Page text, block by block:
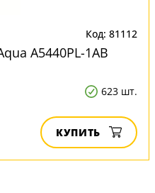
Код: 81112
A5440PL-1AB
623 шт.
КУПИТЬ